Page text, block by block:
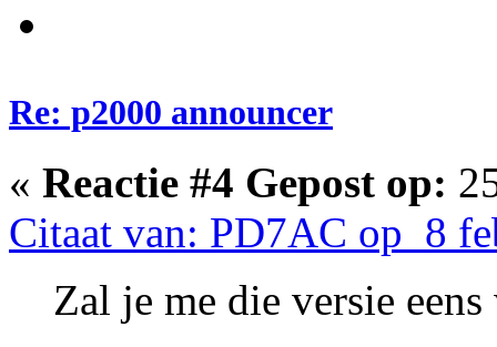
Re: p2000 announcer
« Reactie #4 Gepost op:
Citaat van: PD7AC op 8
Zal je me die versie